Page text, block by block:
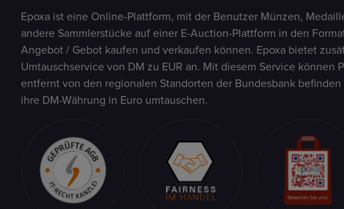
Epoxa ist eine Online-Plattform, mit der Benutzer Münzen,
andere Sammlerstücke auf einer E-Auction-Plattform in den
Angebot / Gebot kaufen und verkaufen können. Epoxa bietet
Umtauschservice von DM zu EUR an. Mit diesem Service können
entfernt von den regionalen Standorten der Bundesbank befinden
ihre DM-Währung in Euro umtauschen.